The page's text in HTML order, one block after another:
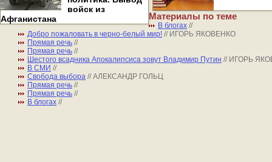
войск из
Афганистана
Материалы по теме
В блогах //
Добро пожаловать в черно-белый мир! // ИГОРЬ ЯКОВЕНКО
Прямая речь //
Прямая речь //
Шестого всадника Апокалипсиса зовут Владимир Путин // ИГОРЬ
В СМИ //
Свобода выбора // АЛЕКСАНДР ГОЛЬЦ
Прямая речь //
Прямая речь //
В блогах //